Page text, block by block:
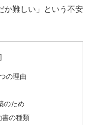
か難しい」という不安
の理由
のため
書の種類